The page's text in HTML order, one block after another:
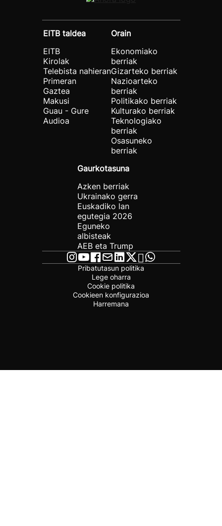
EITB taldea
EITB
Kirolak
Telebista nahieran
Primeran
Gaztea
Makusi
Guau - Gure
Audioa
Orain
Ekonomiako
berriak
Gizarteko berriak
Nazioarteko
berriak
Politikako berriak
Kulturako berriak
Teknologiako
berriak
Osasuneko
berriak
Gaurkotasuna
Azken berriak
Ukrainako gerra
Euskadiko lan
egutegia 2026
Eguneko
albisteak
AEB eta Trump
Pribatutasun politika
Lege oharra
Cookie politika
Cookieen konfigurazioa
Harremana